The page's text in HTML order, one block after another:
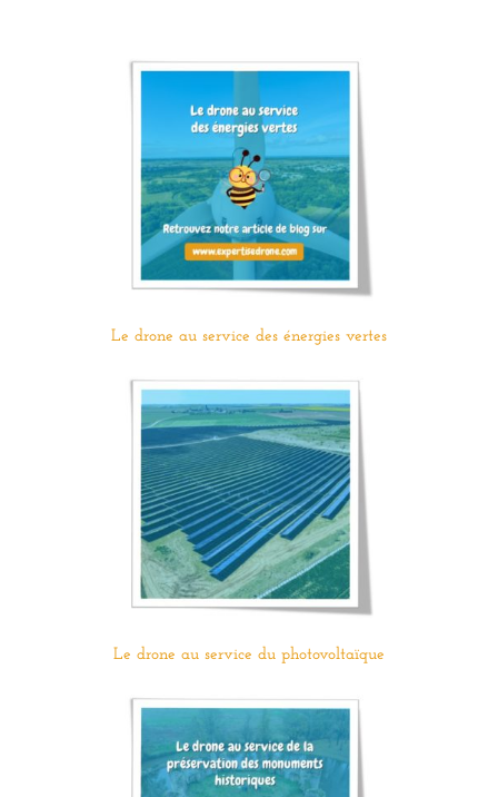
Le drone au service des énergies vertes
Le drone au service du photovoltaïque